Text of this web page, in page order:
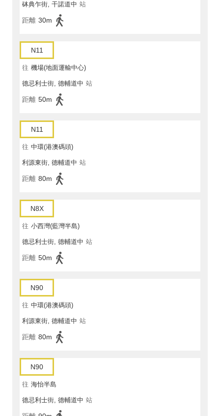
砵典乍街, 干諾道中 站
距離 30m
N11
往 機場(地面運輸中心)
德忌利士街, 德輔道中 站
距離 50m
N11
往 中環(港澳碼頭)
利源東街, 德輔道中 站
距離 80m
N8X
往 小西灣(藍灣半島)
德忌利士街, 德輔道中 站
距離 50m
N90
往 中環(港澳碼頭)
利源東街, 德輔道中 站
距離 80m
N90
往 海怡半島
德忌利士街, 德輔道中 站